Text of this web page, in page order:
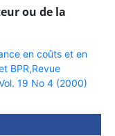
ou de la
en coûts et en
BPR,Revue
19 No 4 (2000)